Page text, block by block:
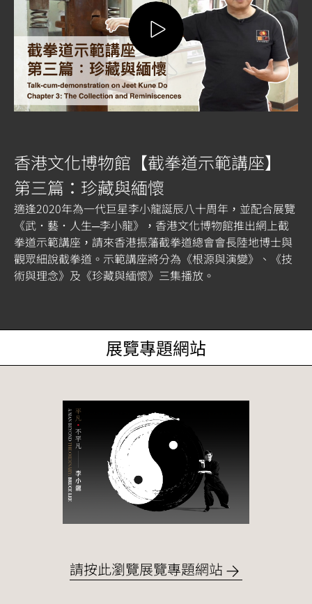
香港文化博物館【截拳道示範講座】
第三篇：珍藏與緬懷
適逢2020年為一代巨星李小龍誕辰八十周年，並配合展覽
《武．藝．人生─李小龍》，香港文化博物館推出網上截
拳道示範講座，請來香港振藩截拳道總會會長陸地博士與
觀眾細說截拳道。示範講座將分為《根源與演變》、《技
術與理念》及《珍藏與緬懷》三集播放。
展覽專題網站
請按此瀏覽展覽專題網站